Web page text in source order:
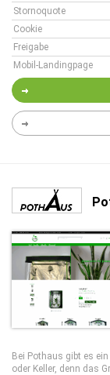
Stornoquote
Cookie
Freigabe
Mobil-Landingpage
Bei Pothaus gibt es
oder Keller, denn das